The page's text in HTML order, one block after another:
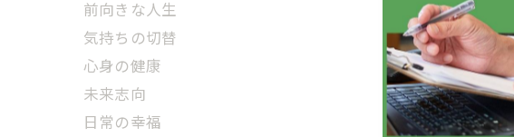
前向きな人生
気持ちの切替
心身の健康
未来志向
日常の幸福